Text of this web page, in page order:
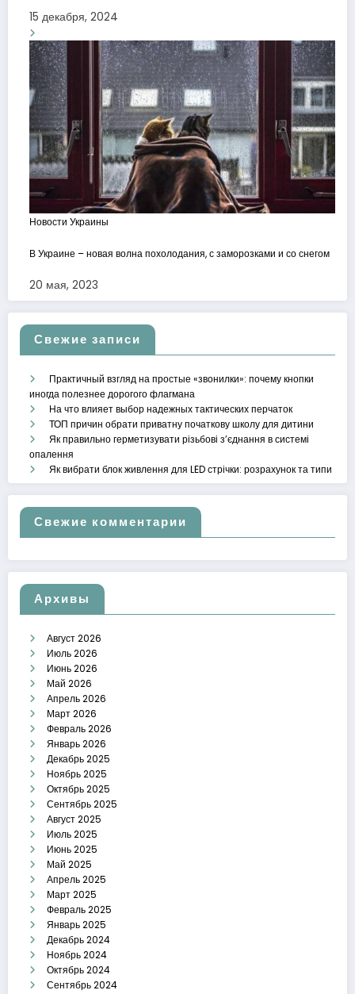
15 декабря, 2024
Новости Украины
В Украине – новая волна похолодания, с заморозками и со снегом
20 мая, 2023
Свежие записи
Практичный взгляд на простые «звонилки»: почему кнопки
иногда полезнее дорогого флагмана
На что влияет выбор надежных тактических перчаток
ТОП причин обрати приватну початкову школу для дитини
Як правильно герметизувати різьбові з’єднання в системі
опалення
Як вибрати блок живлення для LED стрічки: розрахунок та типи
Свежие комментарии
Архивы
Август 2026
Июль 2026
Июнь 2026
Май 2026
Апрель 2026
Март 2026
Февраль 2026
Январь 2026
Декабрь 2025
Ноябрь 2025
Октябрь 2025
Сентябрь 2025
Август 2025
Июль 2025
Июнь 2025
Май 2025
Апрель 2025
Март 2025
Февраль 2025
Январь 2025
Декабрь 2024
Ноябрь 2024
Октябрь 2024
Сентябрь 2024